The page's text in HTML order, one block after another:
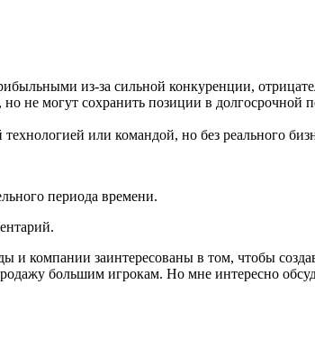
из-за сильной конкуренции,
не могут сохранить позиции в долгосрочной
или командой, но без реального
периода времени.
и компании заинтересованы в том, чтобы
большим игрокам. Но мне интересно